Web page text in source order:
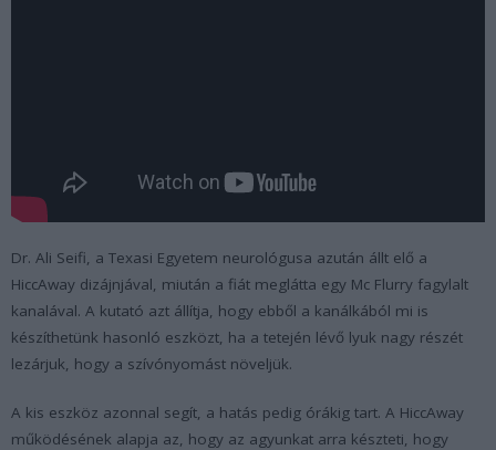
Dr. Ali Seifi, a Texasi Egyetem neurológusa azután állt elő a
HiccAway dizájnjával, miután a fiát meglátta egy Mc Flurry fagylalt
kanalával. A kutató azt állítja, hogy ebből a kanálkából mi is
készíthetünk hasonló eszközt, ha a tetején lévő lyuk nagy részét
lezárjuk, hogy a szívónyomást növeljük.
A kis eszköz azonnal segít, a hatás pedig órákig tart. A HiccAway
működésének alapja az, hogy az agyunkat arra készteti, hogy